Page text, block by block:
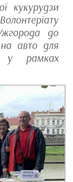
кукурудзи
до
авто для
у рамках